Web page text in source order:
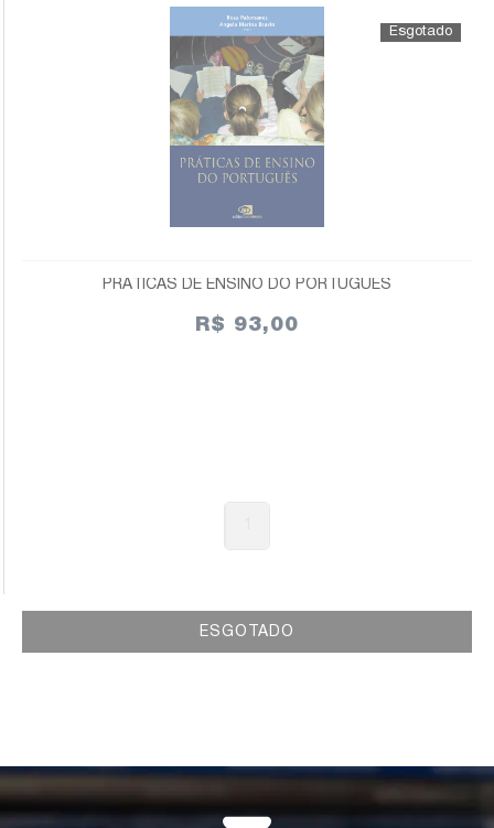
PRÁTICAS DE ENSINO DO PORTUGUÊS
R$ 93,00
ESGOTADO